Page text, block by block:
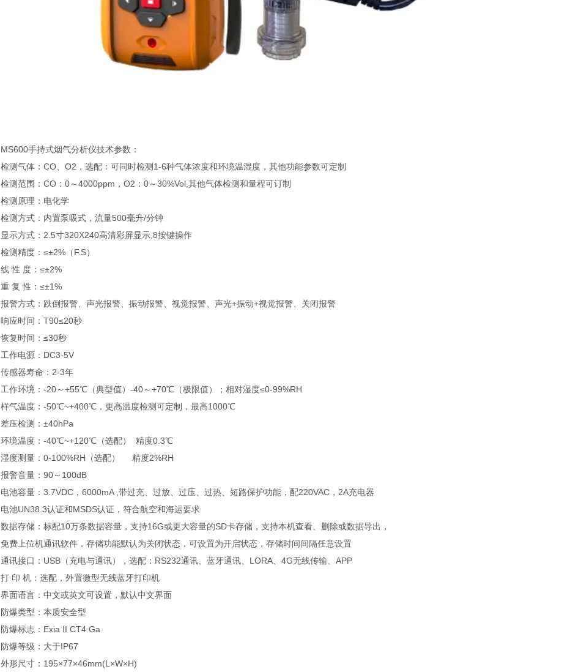
MS600手持式烟气分析仪技术参数：
检测气体：CO、O2，选配：可同时检测1-6种气体浓度和环境温湿度，其他功能参数可定制
检测范围：CO：0～4000ppm，O2：0～30%Vol,其他气体检测和量程可订制
检测原理：电化学
检测方式：内置泵吸式，流量500毫升/分钟
显示方式：2.5寸320X240高清彩屏显示,8按键操作
检测精度：≤±2%（F.S）
线 性 度：≤±2%
重 复 性：≤±1%
报警方式：跌倒报警、声光报警、振动报警、视觉报警、声光+振动+视觉报警、关闭报警
响应时间：T90≤20秒
恢复时间：≤30秒
工作电源：DC3-5V
传感器寿命：2-3年
工作环境：-20～+55℃（典型值）-40～+70℃（极限值）；相对湿度≤0-99%RH
样气温度：-50℃~+400℃，更高温度检测可定制，最高1000℃
差压检测：±40hPa
环境温度：-40℃~+120℃（选配） 精度0.3℃
湿度测量：0-100%RH（选配） 精度2%RH
报警音量：90～100dB
电池容量：3.7VDC，6000mA ,带过充、过放、过压、过热、短路保护功能，配220VAC，2A充电器
电池UN38.3认证和MSDS认证，符合航空和海运要求
数据存储：标配10万条数据容量，支持16G或更大容量的SD卡存储，支持本机查看、删除或数据导出，
免费上位机通讯软件，存储功能默认为关闭状态，可设置为开启状态，存储时间间隔任意设置
通讯接口：USB（充电与通讯），选配：RS232通讯、蓝牙通讯、LORA、4G无线传输、APP
打 印 机：选配，外置微型无线蓝牙打印机
界面语言：中文或英文可设置，默认中文界面
防爆类型：本质安全型
防爆标志：Exia II CT4 Ga
防爆等级：大于IP67
外形尺寸：195×77×46mm(L×W×H)